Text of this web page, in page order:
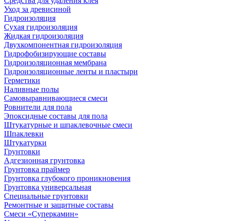
Уход за древисиной
Гидроизоляция
Сухая гидроизоляция
Жидкая гидроизоляция
Двухкомпонентная гидроизоляция
Гидрофобизирующие составы
Гидроизоляционная мембрана
Гидроизоляционные ленты и пластыри
Герметики
Наливные полы
Самовыравнивающиеся смеси
Ровнители для пола
Эпоксидные составы для пола
Штукатурные и шпаклевочные смеси
Шпаклевки
Штукатурки
Грунтовки
Адгезионная грунтовка
Грунтовка праймер
Грунтовка глубокого проникновения
Грунтовка универсальная
Специальные грунтовки
Ремонтные и защитные составы
Смеси «Суперкамин»